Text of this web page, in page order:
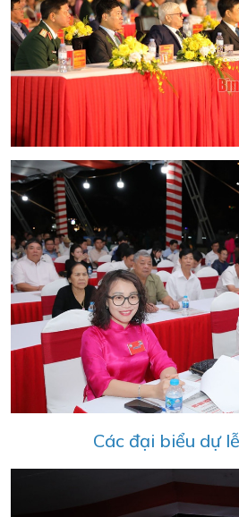
Các đại biểu dự